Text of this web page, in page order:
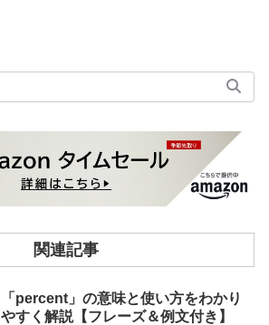
関連記事
「percent」の意味と使い方をわかり
やすく解説【フレーズ＆例文付き】